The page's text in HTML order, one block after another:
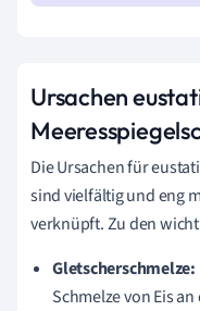
Ursachen
Die Ursachen für
sind vielfältig und eng
verknüpft. Zu den
Gletscherschmelze:
Schmelze von Eis